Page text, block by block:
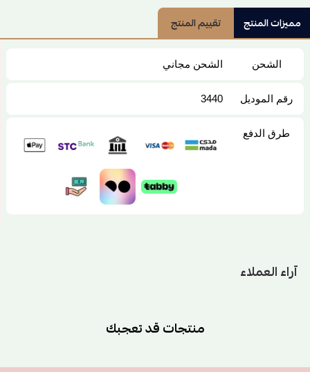
مميزات المنتج تقييم المنتج
الشحن الشحن مجاني
رقم الموديل 3440
طرق الدفع
آراء العملاء
منتجات قد تعجبك